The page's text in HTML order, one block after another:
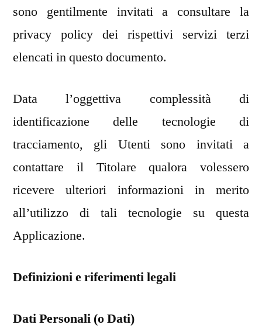
sono gentilmente invitati a consultare la
privacy policy dei rispettivi servizi terzi
elencati in questo documento.
Data l’oggettiva complessità di
identificazione delle tecnologie di
tracciamento, gli Utenti sono invitati a
contattare il Titolare qualora volessero
ricevere ulteriori informazioni in merito
all’utilizzo di tali tecnologie su questa
Applicazione.
Definizioni e riferimenti legali
Dati Personali (o Dati)